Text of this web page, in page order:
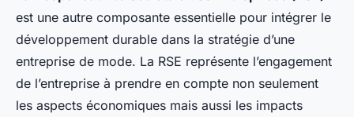
est une autre composante essentielle pour intégrer le
développement durable dans la stratégie d’une
entreprise de mode. La RSE représente l’engagement
de l’entreprise à prendre en compte non seulement
les aspects économiques mais aussi les impacts